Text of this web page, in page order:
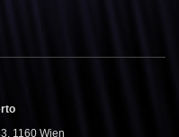
1160 Wien